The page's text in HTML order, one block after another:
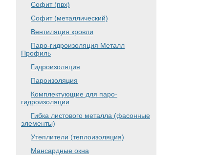
Софит (пвх)
Софит (металлический)
Вентиляция кровли
Паро-гидроизоляция Металл
Профиль
Гидроизоляция
Пароизоляция
Комплектующие для паро-
гидроизоляции
Гибка листового металла (фасонные
элементы)
Утеплители (теплоизоляция)
Мансардные окна